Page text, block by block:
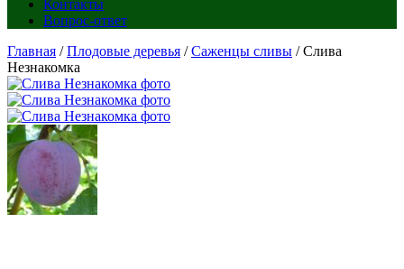
Контакты
Вопрос-ответ
Главная /Плодовые деревья /Саженцы сливы / Слива
Незнакомка